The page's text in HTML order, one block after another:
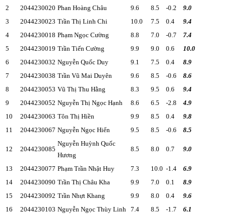
2
2044230020 Phan Hoàng Châu 9.6 8.5 -0.2
9.0
3
2044230023 Trần Thị Linh Chi 10.0 7.5 0.4
9.4
4
2044230018 Phạm Ngọc Cường 8.8 7.0 -0.7
7.4
5
2044230019 Trần Tiến Cường 9.9 9.0 0.6
10.0
6
2044230032 Nguyễn Quốc Duy 9.1 7.5 0.4
8.9
7
2044230038 Trần Vũ Mai Duyên 9.6 8.5 -0.6
8.6
8
2044230053 Vũ Thị Thu Hằng 8.3 9.5 0.6
9.4
9
2044230052 Nguyễn Thị Ngọc Hạnh 8.6 6.5 -2.8
4.9
10
2044230063 Tôn Thị Hiền 9.9 8.5 0.4
9.8
11
2044230067 Nguyễn Ngọc Hiển 9.5 8.5 -0.6 8.5
12 2044230085
Nguyễn Huỳnh Quốc
Hương
8.5 8.0 0.7 9.0
13 2044230077 Phạm Trần Nhật Huy 7.3 10.0 -1.4
6.9
14
2044230090 Trần Thị Châu Kha 9.9 7.0 0.1
8.9
15
2044230092 Trần Nhựt Khang 9.9 8.0 0.4
9.6
16
2044230103 Nguyễn Ngọc Thùy Linh 7.4 8.5 -1.7
6.1